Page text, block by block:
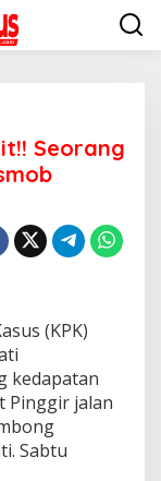
Seorang
(KPK)
kedapatan
Pinggir jalan
Sabtu